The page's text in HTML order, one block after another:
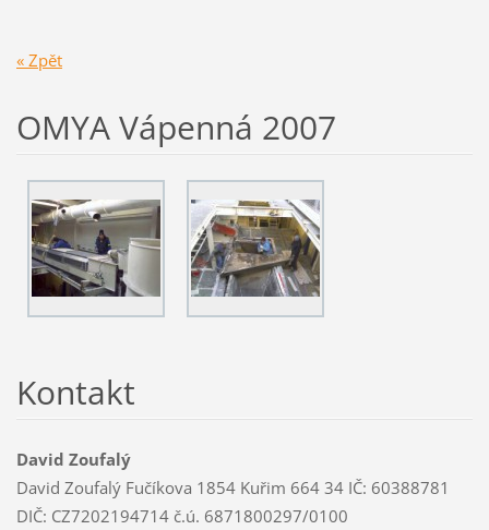
« Zpět
OMYA Vápenná 2007
Kontakt
David Zoufalý
David Zoufalý Fučíkova 1854 Kuřim 664 34 IČ: 60388781
DIČ: CZ7202194714 č.ú. 6871800297/0100